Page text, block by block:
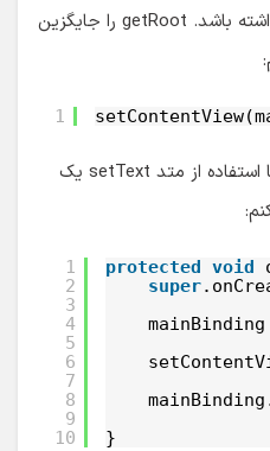
ساخته‌ایم به layout دسترسی داشته باشد. getRoot را جایگزین
1
حالا برای تست View Binding با استفاده از متد setText یک
1
2
3
4
5
6
7
8
9
10
protected void
super
}